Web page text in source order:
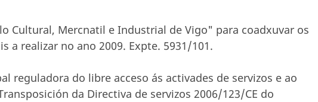
Cultural, Mercnatil e Industrial de Vigo" para coadxuvar os
a realizar no ano 2009. Expte. 5931/101.
reguladora do libre acceso ás activades de servizos e ao
da Directiva de servizos 2006/123/CE do